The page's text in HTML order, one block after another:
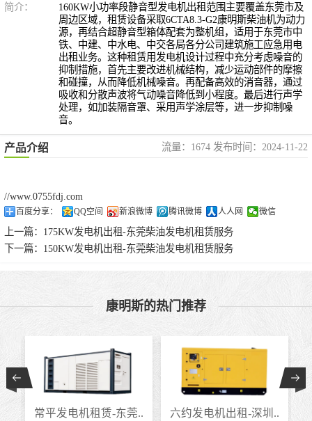
简介：
160KW小功率段静音型发电机出租范围主要覆盖东莞市及
周边区域，租赁设备采取6CTA8.3-G2康明斯柴油机为动力
源，再结合超静音型箱体配套为整机组，适用于东莞市中
铁、中建、中水电、中交各局各分公司建筑施工应急用电
出租业务。这种租赁用发电机设计过程中充分考虑噪音的
抑制措施，首先主要改进机械结构，减少运动部件的摩擦
和碰撞，从而降低机械噪音。再配备高效的消音器，通过
吸收和分散声波将气动噪音降低到小程度。最后进行声学
处理，如加装隔音罩、采用声学涂层等，进一步抑制噪
音。
产品介绍 流量：1674 发布时间：2024-11-22
//www.0755fdj.com
百度分享： QQ空间 新浪微博 腾讯微博 人人网 微信
上一篇： 175KW发电机出租-东莞柴油发电机租赁服务
下一篇： 150KW发电机出租-东莞柴油发电机租赁服务
康明斯的热门推荐
常平发电机租赁-东莞.. 六约发电机出租-深圳..